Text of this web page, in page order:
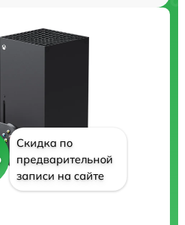
Скидка по
предварительной
записи на сайте